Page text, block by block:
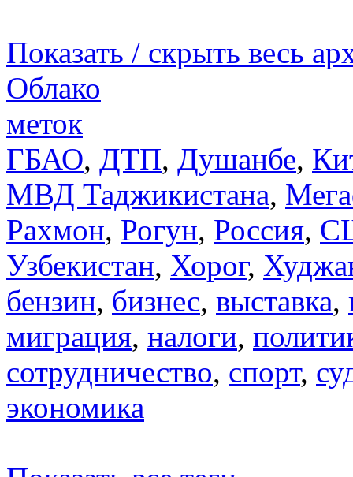
Показать / скрыть весь
Облако
меток
ГБАО, ДТП, Душанбе,
МВД Таджикистана,
Рахмон, Рогун, Россия,
Узбекистан, Хорог,
бензин, бизнес, выставка,
миграция, налоги,
сотрудничество, спорт,
экономика